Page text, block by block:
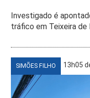
Investigado é
tráfico em Teixeira de
SIMÕES FILHO 13h05